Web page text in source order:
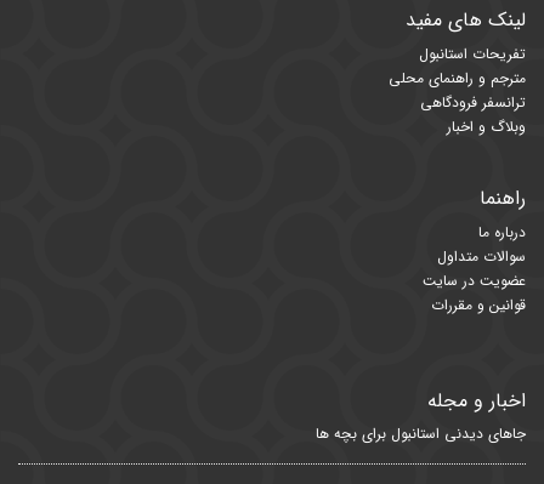
لینک های مفید
تفریحات استانبول
مترجم و راهنمای محلی
ترانسفر فرودگاهی
وبلاگ و اخبار
راهنما
درباره ما
سوالات متداول
عضویت در سایت
قوانین و مقررات
اخبار و مجله
جاهای دیدنی استانبول برای بچه ها